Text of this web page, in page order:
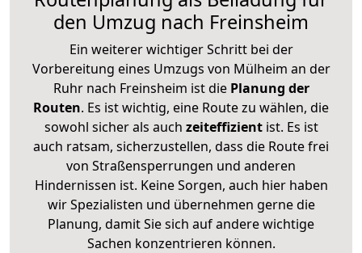
den Umzug nach Freinsheim
Ein weiterer wichtiger Schritt bei der
Vorbereitung eines Umzugs von Mülheim an der
Ruhr nach Freinsheim ist diePlanung der
Routen. Es ist wichtig, eine Route zu wählen, die
sowohl sicher als auch zeiteffizientist. Es ist
auch ratsam, sicherzustellen, dass die Route frei
von Straßensperrungen und anderen
Hindernissen ist. Keine Sorgen, auch hier haben
wir Spezialisten und übernehmen gerne die
Planung, damit Sie sich auf andere wichtige
Sachen konzentrieren können.